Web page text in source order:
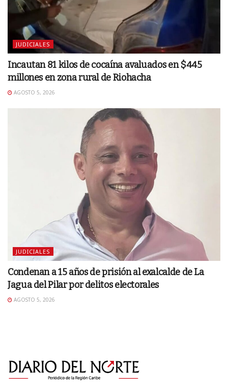
JUDICIALES
Incautan 81 kilos de cocaína avaluados en $445
millones en zona rural de Riohacha
AGOSTO 5, 2026
JUDICIALES
Condenan a 15 años de prisión al exalcalde de La
Jagua del Pilar por delitos electorales
AGOSTO 5, 2026